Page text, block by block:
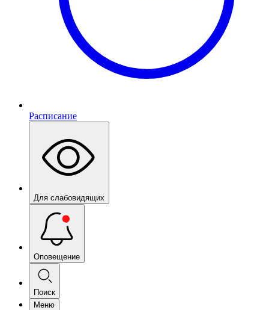
Расписание
Для слабовидящих
Оповещение
Поиск
Меню